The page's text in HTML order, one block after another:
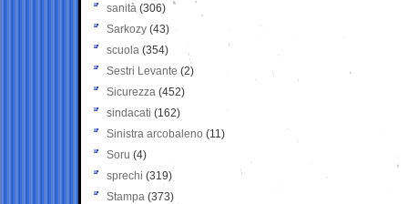
sanità (306)
Sarkozy (43)
scuola (354)
Sestri Levante (2)
Sicurezza (452)
sindacati (162)
Sinistra arcobaleno (11)
Soru (4)
sprechi (319)
Stampa (373)